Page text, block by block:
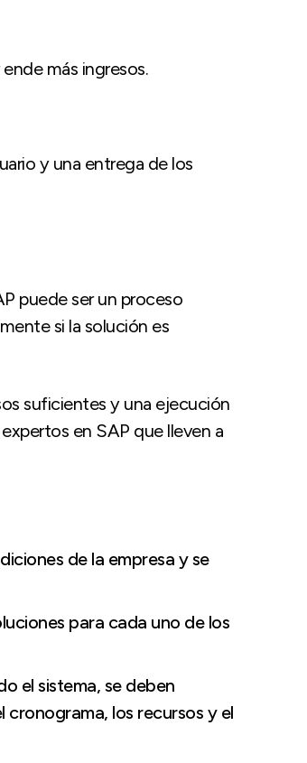
más ingresos.
y una entrega de los
puede ser un proceso
si la solución es
suficientes y una ejecución
en SAP que lleven a
de la empresa y se
para cada uno de los
el sistema, se deben
los recursos y el